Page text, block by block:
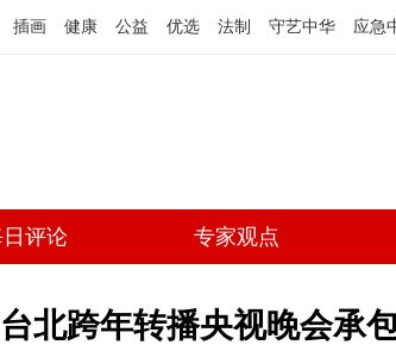
插画 健康 公益 优选 法制 守艺中华 应急
评论 专家观点
台北跨年转播央视晚会承